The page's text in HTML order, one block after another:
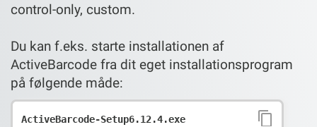
control-only, custom.
Du kan f.eks. starte installationen af
ActiveBarcode fra dit eget installationsprogram
på følgende måde:
ActiveBarcode-Setup6.12.4.exe